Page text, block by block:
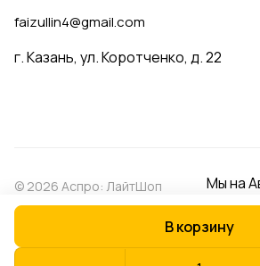
В корзину
faizullin4@gmail.com
г. Казань, ул. Коротченко, д. 22
© 2026 Аспро: ЛайтШоп Мы на
Оферта
Разработано в